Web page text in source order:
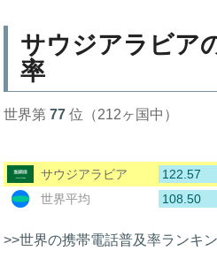
サウジアラビア
率
世界第77 位（212ヶ国中）
サウジアラビア
122.57
世界平均
108.50
>>世界の携帯電話普及率ランキ